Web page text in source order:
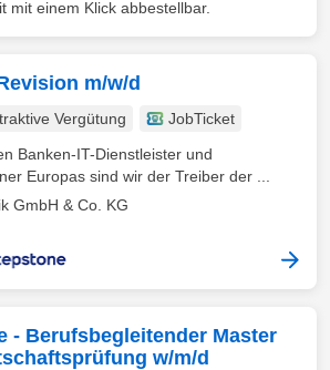
mit einem Klick abbestellbar.
m/w/d
Vergütung
JobTicket
Banken-IT-Dienstleister und
Europas sind wir der Treiber der ...
GmbH & Co. KG
- Berufsbegleitender Master
w/m/d